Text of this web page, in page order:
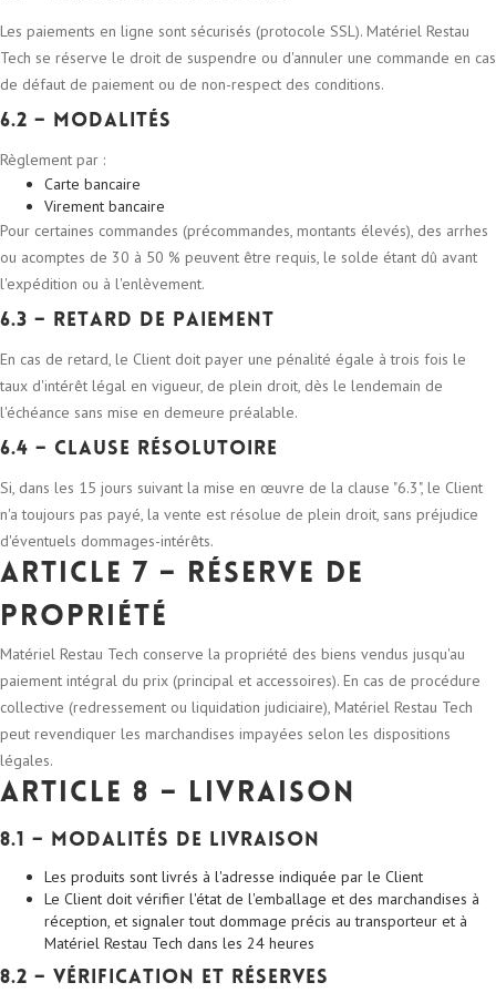
Les paiements en ligne sont sécurisés (protocole SSL). Matériel Restau
Tech se réserve le droit de suspendre ou d'annuler une commande en cas
de défaut de paiement ou de non-respect des conditions.
6.2 – Modalités
Règlement par :
Carte bancaire
Virement bancaire
Pour certaines commandes (précommandes, montants élevés), des arrhes
ou acomptes de 30 à 50 % peuvent être requis, le solde étant dû avant
l'expédition ou à l'enlèvement.
6.3 – Retard de paiement
En cas de retard, le Client doit payer une pénalité égale à trois fois le
taux d'intérêt légal en vigueur, de plein droit, dès le lendemain de
l'échéance sans mise en demeure préalable.
6.4 – Clause résolutoire
Si, dans les 15 jours suivant la mise en œuvre de la clause "6.3", le Client
n'a toujours pas payé, la vente est résolue de plein droit, sans préjudice
d'éventuels dommages-intérêts.
Article 7 – Réserve de
propriété
Matériel Restau Tech conserve la propriété des biens vendus jusqu'au
paiement intégral du prix (principal et accessoires). En cas de procédure
collective (redressement ou liquidation judiciaire), Matériel Restau Tech
peut revendiquer les marchandises impayées selon les dispositions
légales.
Article 8 – Livraison
8.1 – Modalités de livraison
Les produits sont livrés à l'adresse indiquée par le Client
Le Client doit vérifier l'état de l'emballage et des marchandises à
réception, et signaler tout dommage précis au transporteur et à
Matériel Restau Tech dans les 24 heures
8.2 – Vérification et réserves